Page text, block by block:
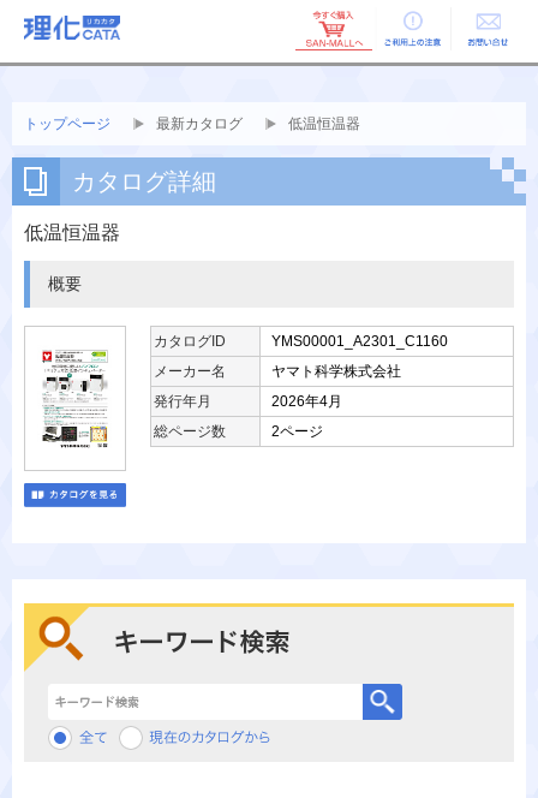
ご利用上の お問い合せ
トップページ 最新カタログ 低温恒温器
カタログ詳細
低温恒温器
概要
カタログID
YMS00001_A2301_C1160
メーカー名
ヤマト科学株式会社
発行年月
2026年4月
総ページ数
2ページ
キーワード検索